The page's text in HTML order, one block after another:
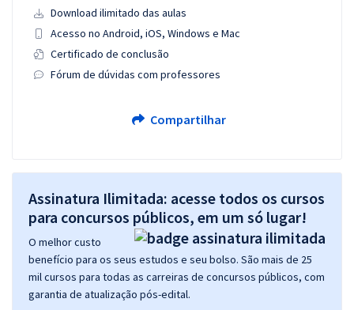
Download ilimitado das aulas
Acesso no Android, iOS, Windows e Mac
Certificado de conclusão
Fórum de dúvidas com professores
Compartilhar
Assinatura Ilimitada: acesse todos os cursos
para concursos públicos, em um só lugar!
O melhor custo
benefício para os seus estudos e seu bolso. São mais de 25
mil cursos para todas as carreiras de concursos públicos, com
garantia de atualização pós-edital.